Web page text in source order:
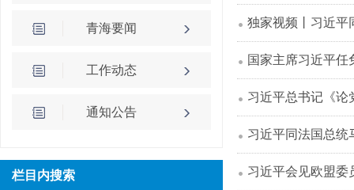
青海要闻
工作动态
通知公告
栏目内搜索
独家视频丨习近平
国家主席习近平任
习近平总书记《论
习近平同法国总统
习近平会见欧盟委